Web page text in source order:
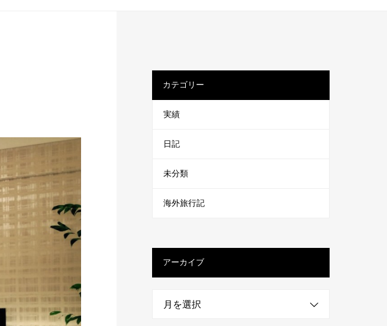
カテゴリー
実績
日記
未分類
海外旅行記
アーカイブ
月を選択